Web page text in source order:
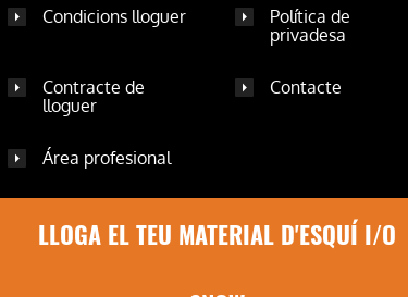
Condicions lloguer
Política de
privadesa
Contracte de
lloguer
Contacte
Área profesional
LLOGA EL TEU MATERIAL D'ESQUÍ I/O